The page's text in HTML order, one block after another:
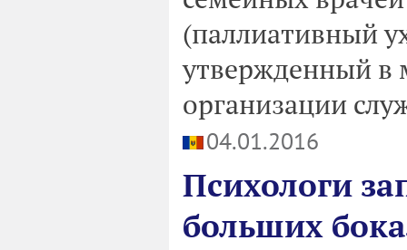
(паллиативный
утвержденный в
организации
04.01.2016
Психологи
больших